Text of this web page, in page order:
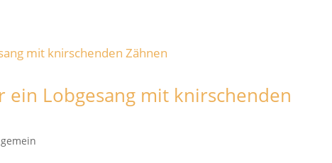
ein Lobgesang mit knirschenden